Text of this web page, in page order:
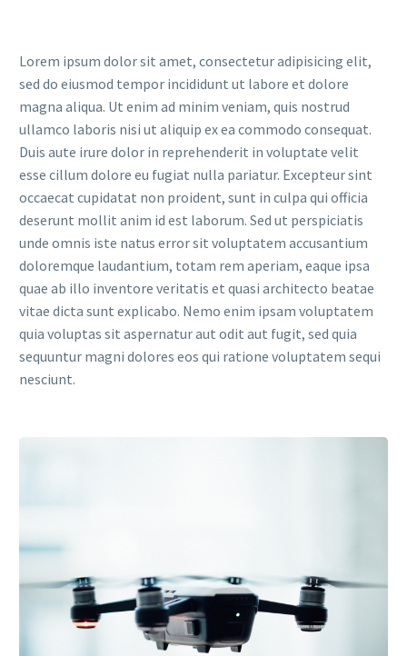
Lorem ipsum dolor sit amet, consectetur adipisicing elit,
sed do eiusmod tempor incididunt ut labore et dolore
magna aliqua. Ut enim ad minim veniam, quis nostrud
ullamco laboris nisi ut aliquip ex ea commodo consequat.
Duis aute irure dolor in reprehenderit in voluptate velit
esse cillum dolore eu fugiat nulla pariatur. Excepteur sint
occaecat cupidatat non proident, sunt in culpa qui officia
deserunt mollit anim id est laborum. Sed ut perspiciatis
unde omnis iste natus error sit voluptatem accusantium
doloremque laudantium, totam rem aperiam, eaque ipsa
quae ab illo inventore veritatis et quasi architecto beatae
vitae dicta sunt explicabo. Nemo enim ipsam voluptatem
quia voluptas sit aspernatur aut odit aut fugit, sed quia
sequuntur magni dolores eos qui ratione voluptatem sequi
nesciunt.